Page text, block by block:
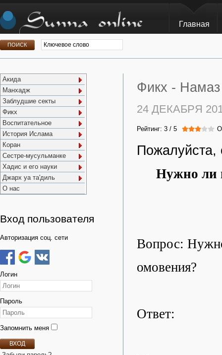
Главная
Акида
Манхадж
Заблудшие секты
Фикх
Воспитательное
История Ислама
Коран
Сестре-мусульманке
Хадис и его науки
Джарх уа та'диль
О нас
Вход пользователя
Авторизация соц. сети
Логин
Пароль
Запомнить меня
ВХОД
Фикх - Намаз
24 ДЕКАБРЯ
Рейтинг: 3 / 5
Пожалуйста,
Нужно ли
Вопрос:
омовения?
Ответ: